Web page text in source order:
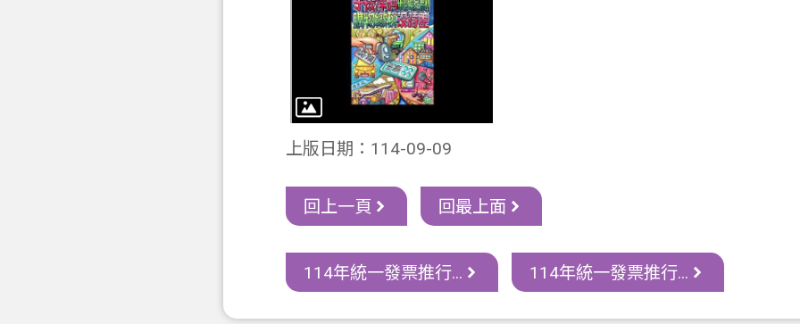
上版日期：114-09-09
回上一頁 回最上面
114年統一發票推行... 114年統一發票推行...